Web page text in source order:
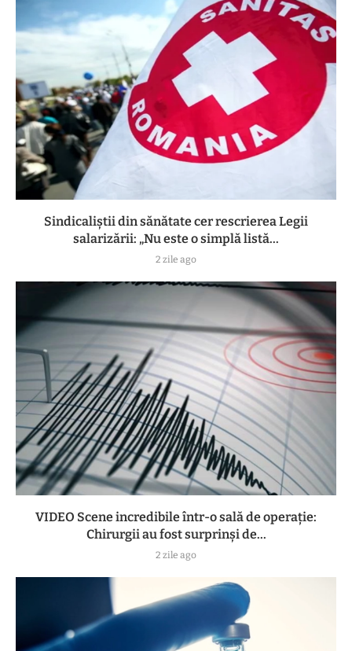
Sindicaliștii din sănătate cer rescrierea Legii
salarizării: „Nu este o simplă listă...
2 zile ago
VIDEO Scene incredibile într-o sală de operație:
Chirurgii au fost surprinși de...
2 zile ago